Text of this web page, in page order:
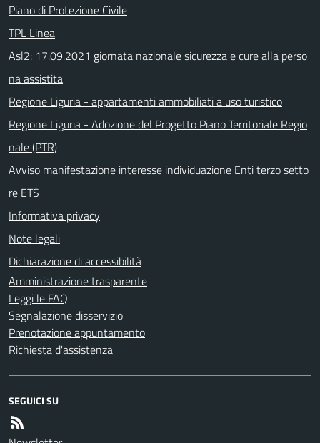
Piano di Protezione Civile
TPL Linea
Asl2: 17.09.2021 giornata nazionale sicurezza e cure alla perso
na assistita
Regione Liguria - appartamenti ammobiliati a uso turistico
Regione Liguria - Adozione del Progetto Piano Territoriale Regio
nale (PTR)
Avviso manifestazione interesse individuazione Enti terzo setto
re ETS
Informativa privacy
Note legali
Dichiarazione di accessibilità
Amministrazione trasparente
Leggi le FAQ
Segnalazione disservizio
Prenotazione appuntamento
Richiesta d'assistenza
SEGUICI SU